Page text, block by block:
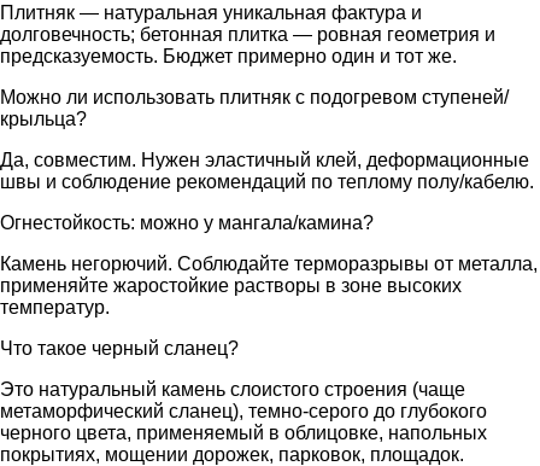
Плитняк — натуральная уникальная фактура и
долговечность; бетонная плитка — ровная геометрия и
предсказуемость. Бюджет примерно один и тот же.
Можно ли использовать плитняк с подогревом ступеней/
крыльца?
Да, совместим. Нужен эластичный клей, деформационные
швы и соблюдение рекомендаций по теплому полу/кабелю.
Огнестойкость: можно у мангала/камина?
Камень негорючий. Соблюдайте терморазрывы от металла,
применяйте жаростойкие растворы в зоне высоких
температур.
Что такое черный сланец?
Это натуральный камень слоистого строения (чаще
метаморфический сланец), темно-серого до глубокого
черного цвета, применяемый в облицовке, напольных
покрытиях, мощении дорожек, парковок, площадок.